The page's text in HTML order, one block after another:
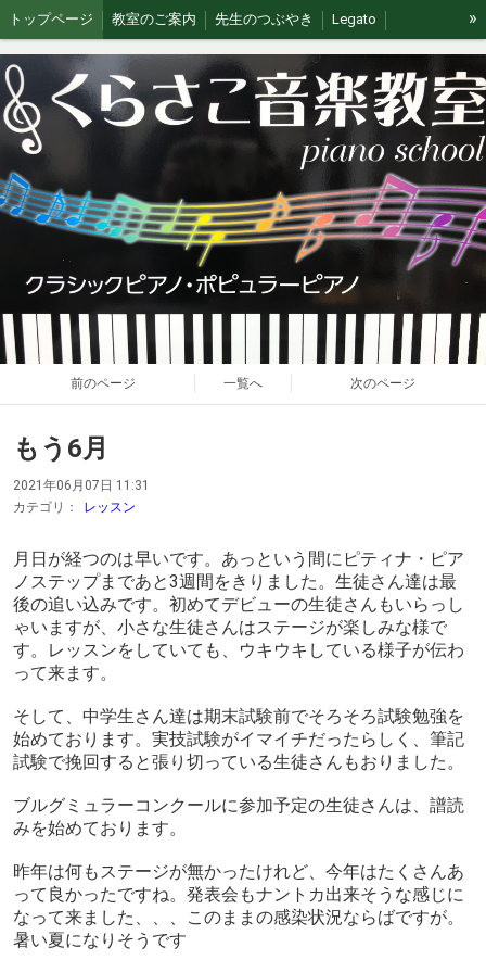
トップページ 教室のご案内 先生のつぶやき Legato
イベント/無料体験 ブログ J&G ステージの思い出
»
前のページ 一覧へ 次のページ
もう6月
2021年06月07日 11:31
カテゴリ：
レッスン
月日が経つのは早いです。あっという間にピティナ・ピア
ノステップまであと3週間をきりました。生徒さん達は最
後の追い込みです。初めてデビューの生徒さんもいらっし
ゃいますが、小さな生徒さんはステージが楽しみな様で
す。レッスンをしていても、ウキウキしている様子が伝わ
って来ます。
そして、中学生さん達は期末試験前でそろそろ試験勉強を
始めております。実技試験がイマイチだったらしく、筆記
試験で挽回すると張り切っている生徒さんもおりました。
ブルグミュラーコンクールに参加予定の生徒さんは、譜読
みを始めております。
昨年は何もステージが無かったけれど、今年はたくさんあ
って良かったですね。発表会もナントカ出来そうな感じに
なって来ました、、、このままの感染状況ならばですが。
暑い夏になりそうです